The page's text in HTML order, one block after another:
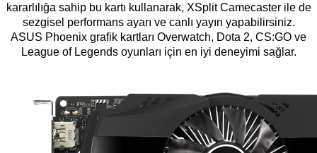
kararlılığa sahip bu kartı kullanarak, XSplit Camecaster ile de
sezgisel performans ayarı ve canlı yayın yapabilirsiniz.
ASUS Phoenix grafik kartları Overwatch, Dota 2, CS:GO ve
League of Legends oyunları için en iyi deneyimi sağlar.